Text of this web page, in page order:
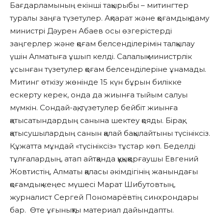
Бағдарламының екінші тақырыбы – митингтер
туралы заңға түзетулер. Ақпарат және қоғамдық даму
министрі Дәурен Абаев осы өзгерістерді
заңгерлер және қоғам белсенділерімін талқылау
үшін Алматыға ұшып келді. Салалық министрлік
ұсынған түзетулер қоғам белсенділеріне ұнамады.
Митинг өткізу жөнінде 15 күн бұрын билікке
ескерту керек, онда да жиынға тыйым салуы
мүмкін. Сондай-ақ, түзетулер бейбіт жиынға
қатысатындардың санына шектеу қояды. Бірақ,
қатысушылардың санын қалай бақылайтыны түсініксіз.
Құжатта мұндай «түсініксіз» тұстар көп. Беделді
тұлғалардың, атап айтқанда құқыққорғаушы Евгений
Жовтистің, Алматы қаласы әкімдігінің жанындағы
қоғамдық кеңес мүшесі Марат Шибутовтың,
журналист Сергей Пономарёвтің синхрондары
бар. Өте ұғынықты материал дайындапты.